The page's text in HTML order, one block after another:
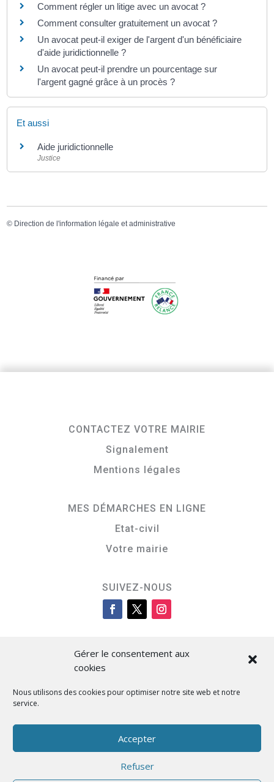
Gérer le consentement aux
cookies
Nous utilisons des cookies pour optimiser notre site web et notre
service.
Accepter
Refuser
Comment régler un litige avec un avocat ?
Comment consulter gratuitement un avocat ?
Un avocat peut-il exiger de l'argent d'un bénéficiaire
d'aide juridictionnelle ?
Un avocat peut-il prendre un pourcentage sur
l'argent gagné grâce à un procès ?
Et aussi
Aide juridictionnelle
Justice
© Direction de l'information légale et administrative
CONTACTEZ VOTRE MAIRIE
Signalement
Mentions légales
MES DÉMARCHES EN LIGNE
Etat-civil
Votre mairie
SUIVEZ-NOUS
Cità di L’Isula